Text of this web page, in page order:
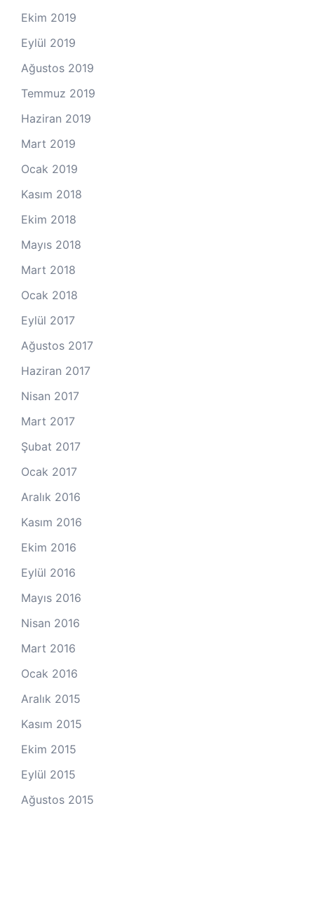
Ekim 2019
Eylül 2019
Ağustos 2019
Temmuz 2019
Haziran 2019
Mart 2019
Ocak 2019
Kasım 2018
Ekim 2018
Mayıs 2018
Mart 2018
Ocak 2018
Eylül 2017
Ağustos 2017
Haziran 2017
Nisan 2017
Mart 2017
Şubat 2017
Ocak 2017
Aralık 2016
Kasım 2016
Ekim 2016
Eylül 2016
Mayıs 2016
Nisan 2016
Mart 2016
Ocak 2016
Aralık 2015
Kasım 2015
Ekim 2015
Eylül 2015
Ağustos 2015